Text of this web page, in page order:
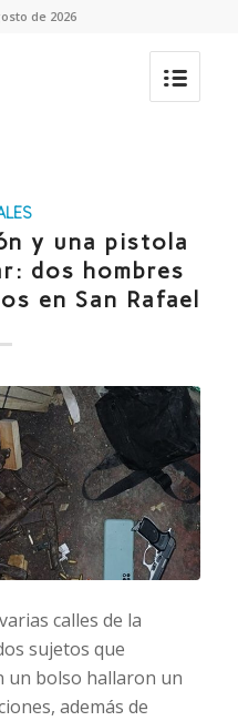
de 2026
y una pistola
dos hombres
en San Rafael
calles de la
sujetos que
un bolso hallaron un
además de